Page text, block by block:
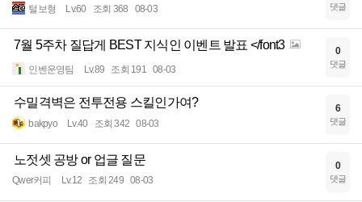
털보형 Lv.60 조회 368 08-03 댓글
7월 5주차 질답게 BEST 지식인 이벤트 발표 </font3
인벤운영팀 Lv.89 조회 191 08-03
0
댓글
수밀격벽은 전투전용 스킬인가여?
bakpyo Lv.40 조회 342 08-03
6
댓글
노젓셋 공방 or 업글 질문
Qwer커피 Lv.12 조회 249 08-03
0
댓글